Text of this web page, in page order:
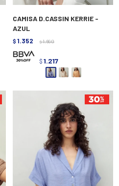
CAMISA D.CASSIN KERRIE -
AZUL
$ 1.352 $ 1.690
$ 1.217